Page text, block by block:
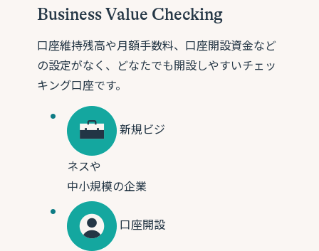
Business Value Checking
口座維持残高や月額手数料、口座開設資金など
の設定がなく、どなたでも開設しやすいチェッ
キング口座です。
新規ビジ
ネスや
中小規模の企業
口座開設